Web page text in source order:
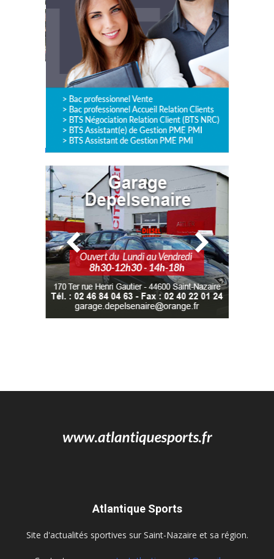
Atlantique Sports
Site d'actualités sportives sur Saint-Nazaire et sa région.